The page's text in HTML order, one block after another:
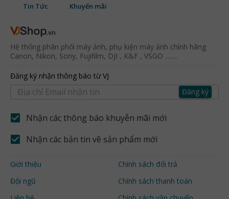
Tin Tức Khuyến mãi
Hệ thống phân phối máy ảnh, phụ kiện máy ảnh chính hãng
Canon, Nikon, Sony, Fujifilm, DJI , K&F , VSGO ........
Đăng ký nhận thông báo từ VJ
Đăng ký
Nhận các thông báo khuyễn mãi mới
Nhận các bản tin về sản phẩm mới
Giới thiệu
Đội ngũ
Chính sách đổi trả
Chính sách thanh toán